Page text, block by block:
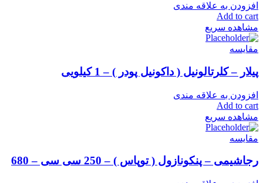
افزودن به علاقه مندی
Add to cart
مشاهده سریع
مقایسه
پیلار – کلرتالونیل ( داکونیل پودر ) – 1 کیلویی
افزودن به علاقه مندی
Add to cart
مشاهده سریع
مقایسه
رجاشیمی – پنکونازول ( توپاس ) – 250 سی سی – 680